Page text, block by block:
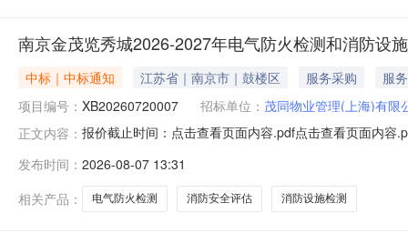
南京金茂览秀城2026-2027年电气防火检测和消防设
中标｜中标通知 江苏省｜南京市｜鼓楼区 服务采购
服务
项目编号： XB20260720007 招标单位： 茂同物业管理(上海)有限
正文内容： 报价截止时间：点击查看页面内容.pdf点击查看页面内容
发布时间： 2026-08-07 13:31
相关产品：
电气防火检测 消防安全评估 消防设施检测